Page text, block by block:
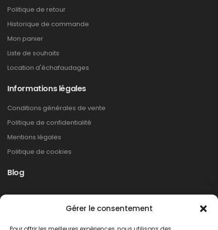
Gérer le consentement
Politique de retour
Historique de commande
Mon panier
Liste de souhaits
Location d'échafaudages
Informations légales
Conditions générales de vente
Politique de confidentialité
Mentions légales
Politique de cookies
Blog
Non classé